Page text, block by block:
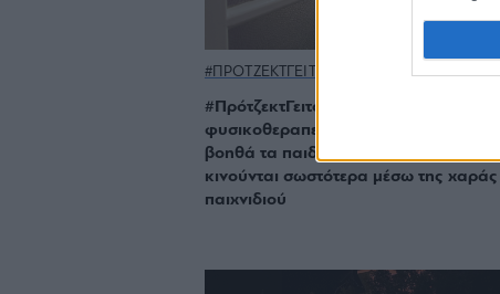
#ΠΡΟΤΖΕΚΤΓΕΙΤΟΝΙΕΣ
#ΠρότζεκτΓειτονιές: Ένα ειδικό
φυσικοθεραπευτήριο στον Άγιο Σώστη
βοηθά τα παιδιά να μιλούν και να
κινούνται σωστότερα μέσω της χαράς
παιχνιδιού